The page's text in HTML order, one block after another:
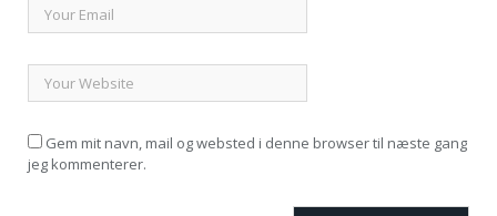
Gem mit navn, mail og websted i denne browser til næste gang
jeg kommenterer.